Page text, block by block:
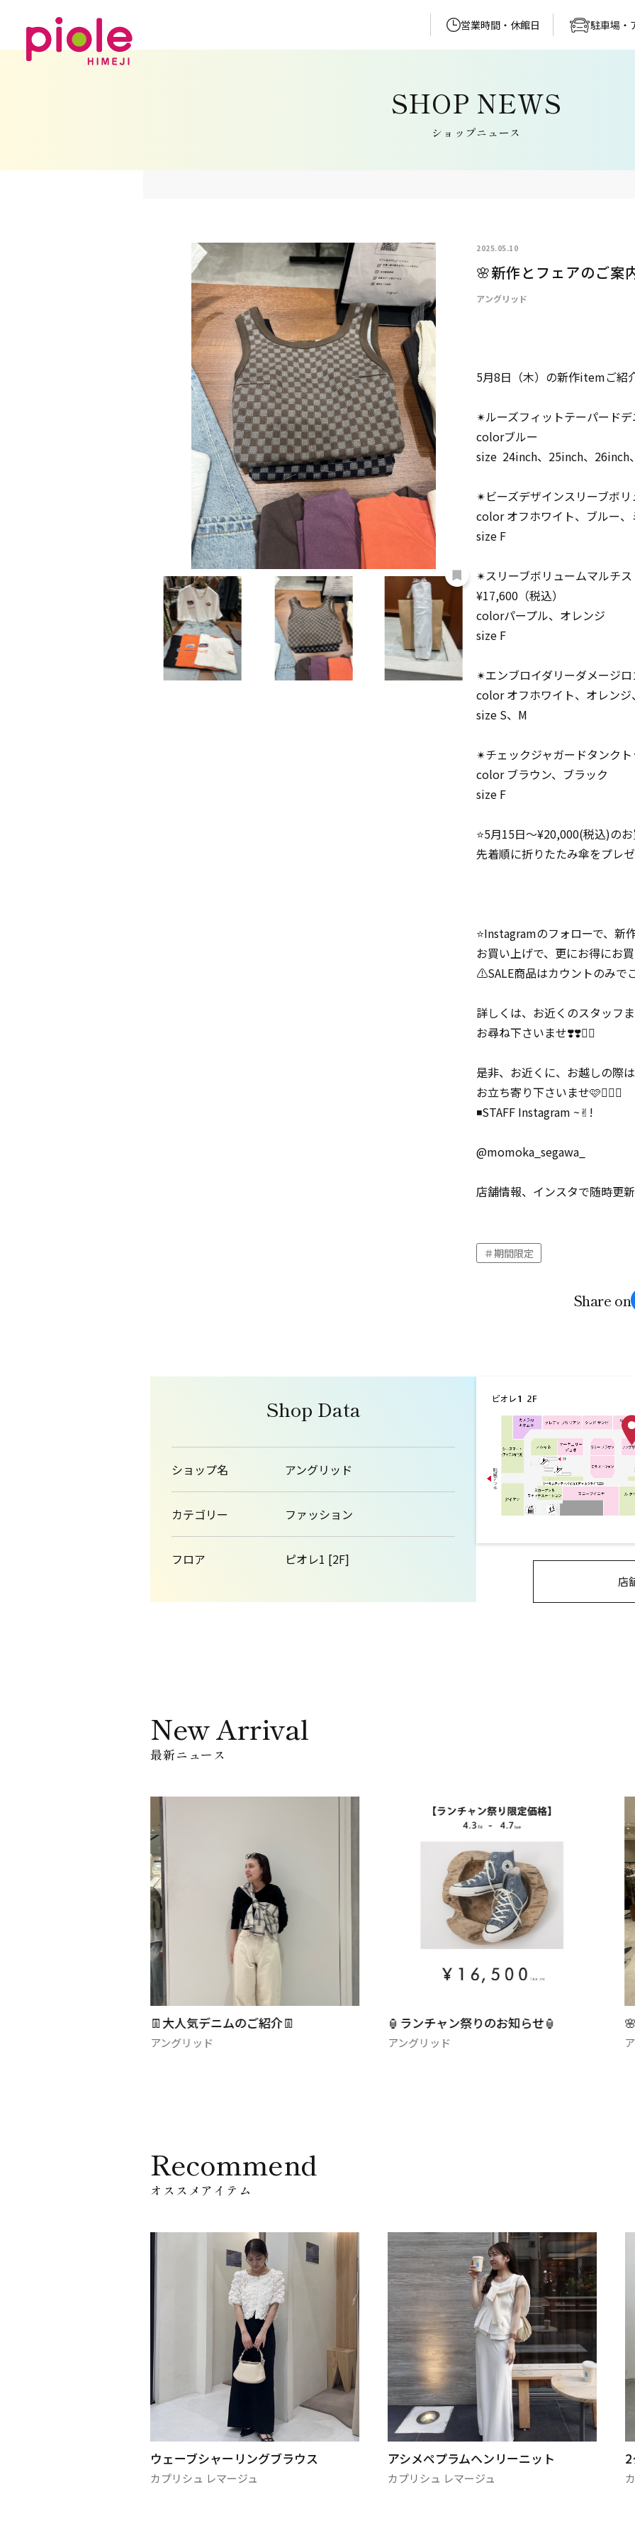
営業時間・休館日 駐車場・
ショップニュース
2025.05.10
🌸新作とフェアのご案
アングリッド
5月8日（木）の新作itemご紹
✴︎ルーズフィットテーパード
colorブルー
size 24inch、25inch、26inch
✴︎ビーズデザインスリーブボ
color オフホワイト、ブルー、
size F
✴︎スリーブボリュームマルチ
¥17,600（税込）
colorパープル、オレンジ
size F
✴︎エンブロイダリーダメージ
color オフホワイト、オレンジ
size S、M
✴︎チェックジャガードタンク
color ブラウン、ブラック
size F
⭐️5月15日〜¥20,000(税込)の
先着順に折りたたみ傘をプレ
⭐️Instagramのフォローで、新
お買い上げで、更にお得にお
⚠️SALE商品はカウントのみで
詳しくは、お近くのスタッフ
お尋ね下さいませ❣️❣️🙇‍♀️
是非、お近くに、お越しの際は
お立ち寄り下さいませ🩷💁🏻‍♀️
◾️STAFF Instagram ~✌︎!
@momoka_segawa_
店舗情報、インスタで随時更
期間限定
Share on
Shop Data
ショップ名 アングリッド
カテゴリー ファッション
フロア ピオレ1 [2F]
店
New Arrival
最新ニュース
👖大人気デニムのご紹介👖 🏮ランチャン祭りのお知らせ🏮 🌸フェアのご案内🌸
Recommend
オススメアイテム
ウェーブシャーリングブラウス アシメペプラムヘンリーニット
カプリシュ レマージュ
2タックチノパン
カプリシュ レマージュ